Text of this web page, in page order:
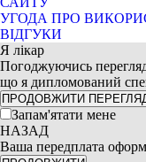
УГОДА ПРО
ВІДГУКИ
Я лікар
Погоджуючись
що я дипломований
ПРОДОВЖИТИ
Запам'ятати мене
НАЗАД
Ваша передплата